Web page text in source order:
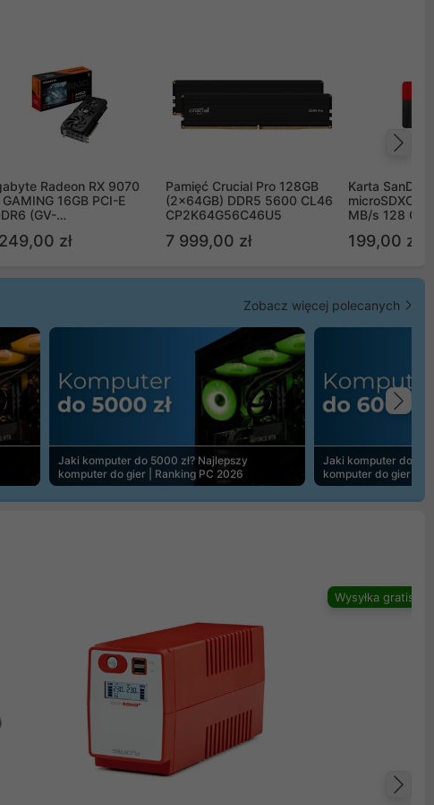
Radeon RX 9070
GAMING 16GB PCI-E
(GV-
zł
Pamięć Crucial Pro 128GB
(2x64GB) DDR5 5600 CL46
CP2K64G56C46U5
7 999,00 zł
Karta
microSDXC
MB/s 128 GB
199,00 zł
Zobacz więcej polecanych
Jaki komputer do 5000 zł? Najlepszy
komputer do gier | Ranking PC 2026
Jaki komputer do
komputer do gier |
Wysyłka gratis